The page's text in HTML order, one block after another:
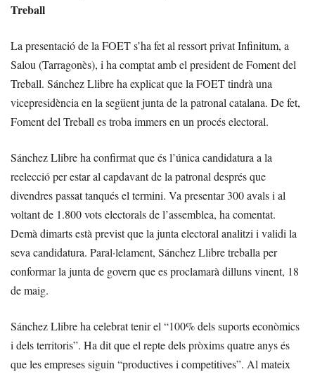
Treball
La presentació de la FOET s’ha fet al ressort privat Infinitum, a
Salou (Tarragonès), i ha comptat amb el president de Foment del
Treball. Sánchez Llibre ha explicat que la FOET tindrà una
vicepresidència en la següent junta de la patronal catalana. De fet,
Foment del Treball es troba immers en un procés electoral.
Sánchez Llibre ha confirmat que és l’única candidatura a la
reelecció per estar al capdavant de la patronal després que
divendres passat tanqués el termini. Va presentar 300 avals i al
voltant de 1.800 vots electorals de l’assemblea, ha comentat.
Demà dimarts està previst que la junta electoral analitzi i validi la
seva candidatura. Paral·lelament, Sánchez Llibre treballa per
conformar la junta de govern que es proclamarà dilluns vinent, 18
de maig.
Sánchez Llibre ha celebrat tenir el “100% dels suports econòmics
i dels territoris”. Ha dit que el repte dels pròxims quatre anys és
que les empreses siguin “productives i competitives”. Al mateix